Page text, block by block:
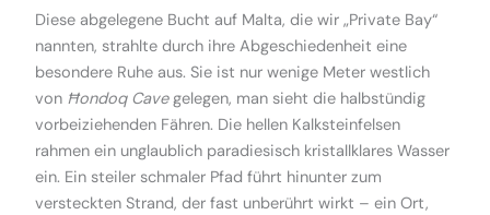
Diese abgelegene Bucht auf Malta, die wir „Private Bay“
nannten, strahlte durch ihre Abgeschiedenheit eine
besondere Ruhe aus. Sie ist nur wenige Meter westlich
von Ħondoq Cavegelegen, man sieht die halbstündig
vorbeiziehenden Fähren. Die hellen Kalksteinfelsen
rahmen ein unglaublich paradiesisch kristallklares Wasser
ein. Ein steiler schmaler Pfad führt hinunter zum
versteckten Strand, der fast unberührt wirkt – ein Ort,